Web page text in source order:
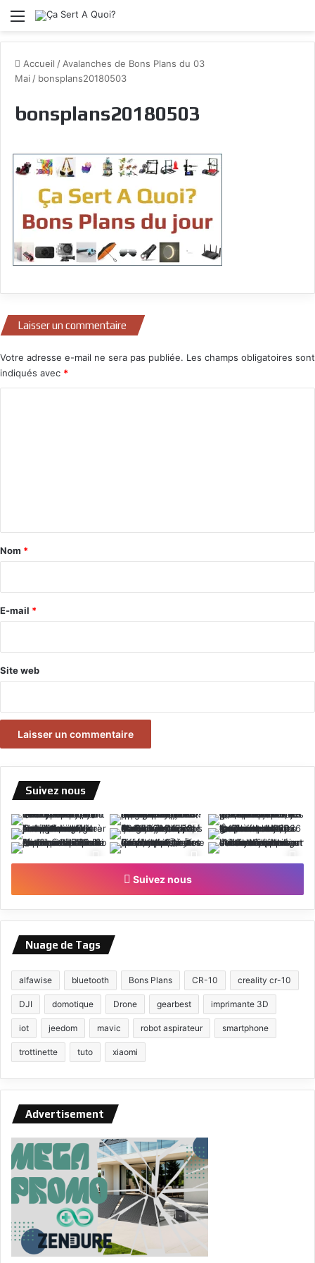
Menu
Accueil / Avalanches de Bons Plans du 03
Mai / bonsplans20180503
bonsplans20180503
Laisser un commentaire
Votre adresse e-mail ne sera pas publiée. Les champs obligatoires sont
indiqués avec *
a
e
Nom *
E-mail *
Site web
Suivez nous
Suivez nous
Nuage de Tags
alfawise bluetooth Bons Plans CR-10 creality cr-10
DJI domotique Drone gearbest imprimante 3D
iot jeedom mavic robot aspirateur smartphone
trottinette tuto xiaomi
Advertisement